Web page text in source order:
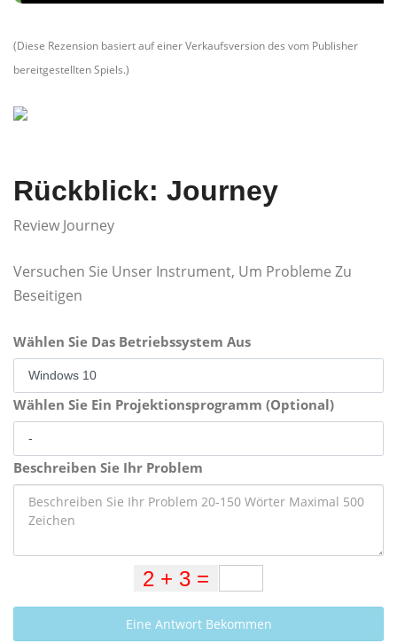
(Diese Rezension basiert auf einer Verkaufsversion des vom Publisher
bereitgestellten Spiels.)
Rückblick: Journey
Review Journey
Versuchen Sie Unser Instrument, Um Probleme Zu
Beseitigen
Wählen Sie Das Betriebssystem Aus
Wählen Sie Ein Projektionsprogramm (Optional)
Beschreiben Sie Ihr Problem
Eine Antwort Bekommen